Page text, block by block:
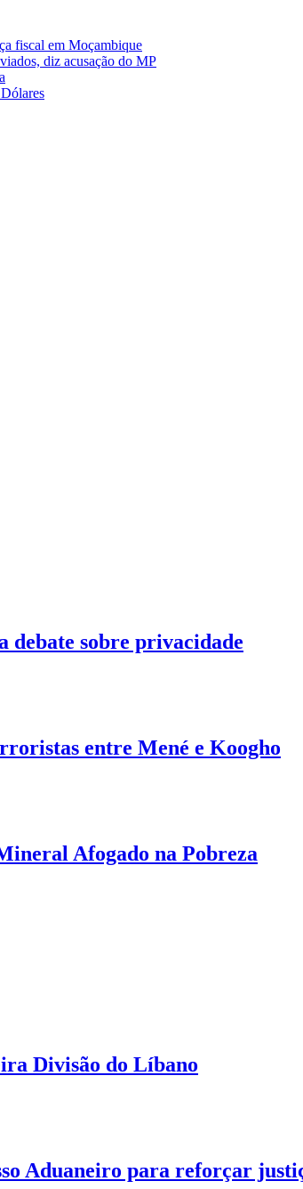
fiscal em Moçambique
diz acusação do MP
debate sobre privacidade
entre Mené e Koogho
Afogado na Pobreza
Divisão do Líbano
Aduaneiro para reforçar